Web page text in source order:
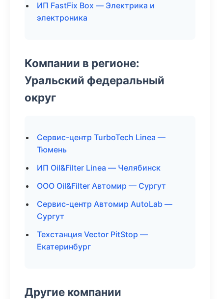
ИП FastFix Box — Электрика и
электроника
Компании в регионе:
Уральский федеральный
округ
Сервис-центр TurboTech Linea —
Тюмень
ИП Oil&Filter Linea — Челябинск
ООО Oil&Filter Автомир — Сургут
Сервис-центр Автомир AutoLab —
Сургут
Техстанция Vector PitStop —
Екатеринбург
Другие компании